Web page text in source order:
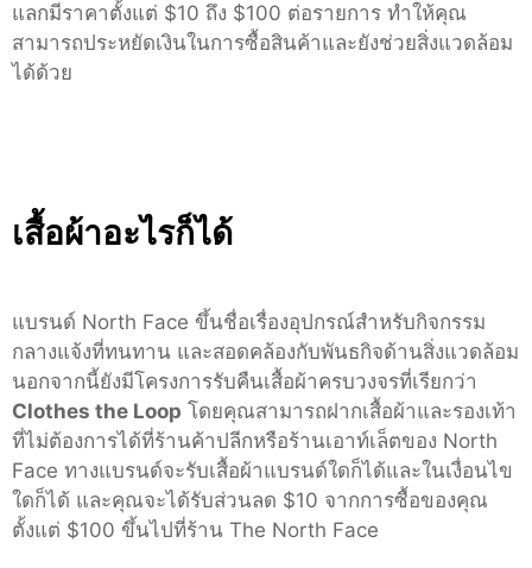
แลกมีราคาตั้งแต่ $10 ถึง $100 ต่อรายการ ทำให้คุณ
สามารถประหยัดเงินในการซื้อสินค้าและยังช่วยสิ่งแวดล้อม
ได้ด้วย
เสื้อผ้าอะไรก็ได้
แบรนด์ North Face ขึ้นชื่อเรื่องอุปกรณ์สำหรับกิจกรรม
กลางแจ้งที่ทนทาน และสอดคล้องกับพันธกิจด้านสิ่งแวดล้อม
นอกจากนี้ยังมีโครงการรับคืนเสื้อผ้าครบวงจรที่เรียกว่า
Clothes the Loop โดยคุณสามารถฝากเสื้อผ้าและรองเท้า
ที่ไม่ต้องการได้ที่ร้านค้าปลีกหรือร้านเอาท์เล็ตของ North
Face ทางแบรนด์จะรับเสื้อผ้าแบรนด์ใดก็ได้และในเงื่อนไข
ใดก็ได้ และคุณจะได้รับส่วนลด $10 จากการซื้อของคุณ
ตั้งแต่ $100 ขึ้นไปที่ร้าน The North Face